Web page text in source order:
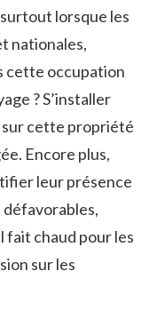
lorsque les
nationales,
cette occupation
? S’installer
sur cette propriété
Encore plus,
leur présence
fait chaud pour les
sur les